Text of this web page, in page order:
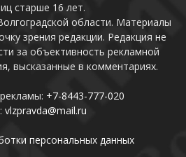
старше 16 лет.
области. Материалы
зрения редакции. Редакция не
за объективность рекламной
высказанные в комментариях.
+7-8443-777-020
vlzpravda@mail.ru
персональных данных